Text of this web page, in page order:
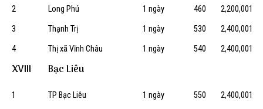
2
Long Phú 1 ngày 460
2,200,001
3
Thạnh Trị 1 ngày 530
2,400,001
4
Thị xã Vĩnh Châu 1 ngày 540 2,400,001
XVIII Bạc Liêu
1 TP Bạc Liêu 1 ngày 550
2,400,001